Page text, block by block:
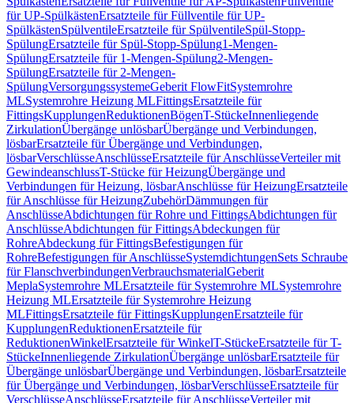
für UP-SpülkästenErsatzteile für Füllventile für UP-
SpülkästenSpülventileErsatzteile für SpülventileSpül-Stopp-
SpülungErsatzteile für Spül-Stopp-Spülung1-Mengen-
SpülungErsatzteile für 1-Mengen-Spülung2-Mengen-
SpülungErsatzteile für 2-Mengen-
SpülungVersorgungssystemeGeberit FlowFitSystemrohre
MLSystemrohre Heizung MLFittingsErsatzteile für
FittingsKupplungenReduktionenBögenT-StückeInnenliegende
ZirkulationÜbergänge unlösbarÜbergänge und Verbindungen,
lösbarErsatzteile für Übergänge und Verbindungen,
lösbarVerschlüsseAnschlüsseErsatzteile für AnschlüsseVerteiler mit
GewindeanschlussT-Stücke für HeizungÜbergänge und
Verbindungen für Heizung, lösbarAnschlüsse für HeizungErsatzteile
für Anschlüsse für HeizungZubehörDämmungen für
AnschlüsseAbdichtungen für Rohre und FittingsAbdichtungen für
AnschlüsseAbdichtungen für FittingsAbdeckungen für
RohreAbdeckung für FittingsBefestigungen für
RohreBefestigungen für AnschlüsseSystemdichtungenSets Schraube
für FlanschverbindungenVerbrauchsmaterialGeberit
MeplaSystemrohre MLErsatzteile für Systemrohre MLSystemrohre
Heizung MLErsatzteile für Systemrohre Heizung
MLFittingsErsatzteile für FittingsKupplungenErsatzteile für
KupplungenReduktionenErsatzteile für
ReduktionenWinkelErsatzteile für WinkelT-StückeErsatzteile für T-
StückeInnenliegende ZirkulationÜbergänge unlösbarErsatzteile für
Übergänge unlösbarÜbergänge und Verbindungen, lösbarErsatzteile
für Übergänge und Verbindungen, lösbarVerschlüsseErsatzteile für
VerschlüsseAnschlüsseErsatzteile für AnschlüsseVerteiler mit